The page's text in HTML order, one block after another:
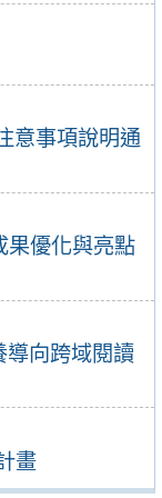
意事項說明通
果優化與亮點
向跨域閱讀
畫